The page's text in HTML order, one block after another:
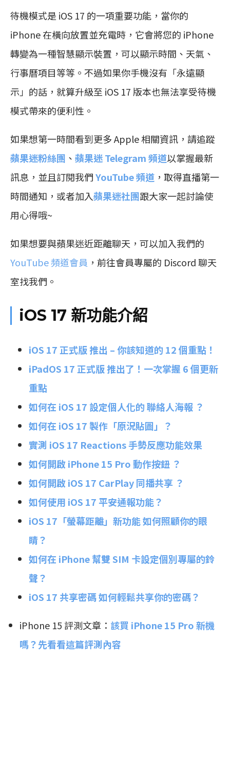
待機模式是 iOS 17 的一項重要功能，當你的
iPhone 在橫向放置並充電時，它會將您的 iPhone
轉變為一種智慧顯示裝置，可以顯示時間、天氣、
行事曆項目等等。不過如果你手機沒有「永遠顯
示」的話，就算升級至 iOS 17 版本也無法享受待機
模式帶來的便利性。
如果想第一時間看到更多 Apple 相關資訊，請追蹤
蘋果迷粉絲團 、 蘋果迷 Telegram 頻道以掌握最新
訊息，並且訂閱我們YouTube 頻道 ，取得直播第一
時間通知，或者加入蘋果迷社團跟大家一起討論使
用心得哦~
如果想要與蘋果迷近距離聊天，可以加入我們的
YouTube 頻道會員 ，前往會員專屬的 Discord 聊天
室找我們。
iOS 17 新功能介紹
iOS 17 正式版 推出 – 你該知道的 12 個重點！
iPadOS 17 正式版 推出了！一次掌握 6 個更新
重點
如何在 iOS 17 設定個人化的 聯絡人海報 ？
如何在 iOS 17 製作「原況貼圖」？
實測 iOS 17 Reactions 手勢反應功能效果
如何開啟 iPhone 15 Pro 動作按鈕 ？
如何開啟 iOS 17 CarPlay 同播共享 ？
如何使用 iOS 17 平安通報功能？
iOS 17「螢幕距離」新功能 如何照顧你的眼
睛？
如何在 iPhone 幫雙 SIM 卡設定個別專屬的鈴
聲？
iOS 17 共享密碼 如何輕鬆共享你的密碼？
iPhone 15 評測文章： 該買 iPhone 15 Pro 新機
嗎？先看看這篇評測內容